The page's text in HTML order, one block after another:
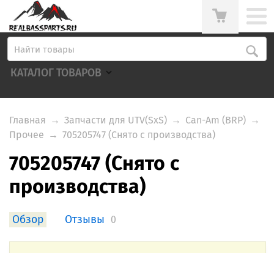
КАТАЛОГ ТОВАРОВ
Главная → Запчасти для UTV(SxS) → Can-Am (BRP) →
Прочее → 705205747 (Снято с производства)
705205747 (Снято с
производства)
Обзор Отзывы 0